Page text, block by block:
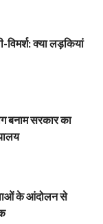
विमर्श: क्या लड़कियां
बनाम सरकार का
के आंदोलन से